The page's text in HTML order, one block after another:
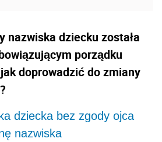
nazwiska dziecku została
porządku
doprowadzić do zmiany
dziecka bez zgody ojca
nazwiska